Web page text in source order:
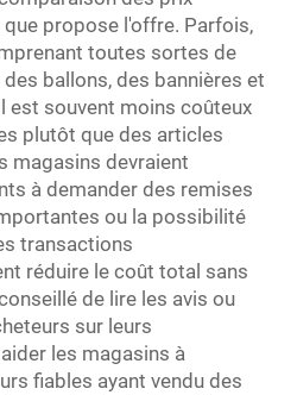
propose l'offre. Parfois,
toutes sortes de
ballons, des bannières et
est souvent moins coûteux
plutôt que des articles
magasins devraient
à demander des remises
ou la possibilité
transactions
réduire le coût total sans
de lire les avis ou
sur leurs
les magasins à
fiables ayant vendu des